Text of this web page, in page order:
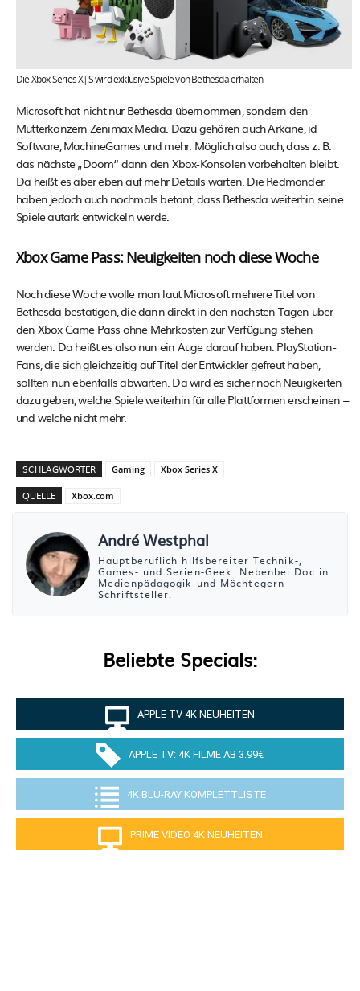
Die Xbox Series X|S wird exklusive Spiele von Bethesda erhalten
Microsoft hat nicht nur Bethesda übernommen, sondern den
Mutterkonzern Zenimax Media. Dazu gehören auch Arkane, id
Software, MachineGames und mehr. Möglich also auch, dass z. B.
das nächste „Doom“ dann den Xbox-Konsolen vorbehalten bleibt.
Da heißt es aber eben auf mehr Details warten. Die Redmonder
haben jedoch auch nochmals betont, dass Bethesda weiterhin seine
Spiele autark entwickeln werde.
Xbox Game Pass: Neuigkeiten noch diese Woche
Noch diese Woche wolle man laut Microsoft mehrere Titel von
Bethesda bestätigen, die dann direkt in den nächsten Tagen über
den Xbox Game Pass ohne Mehrkosten zur Verfügung stehen
werden. Da heißt es also nun ein Auge darauf haben. PlayStation-
Fans, die sich gleichzeitig auf Titel der Entwickler gefreut haben,
sollten nun ebenfalls abwarten. Da wird es sicher noch Neuigkeiten
dazu geben, welche Spiele weiterhin für alle Plattformen erscheinen –
und welche nicht mehr.
SCHLAGWÖRTER Gaming Xbox Series X
QUELLE Xbox.com
André Westphal
Hauptberuflich hilfsbereiter Technik-,
Games- und Serien-Geek. Nebenbei Doc in
Medienpädagogik und Möchtegern-
Schriftsteller.
Beliebte Specials:
APPLE TV 4K NEUHEITEN
APPLE TV: 4K FILME AB 3.99€
4K BLU-RAY KOMPLETTLISTE
PRIME VIDEO 4K NEUHEITEN